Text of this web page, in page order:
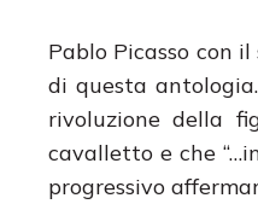
Pablo Picasso con il
di questa
rivoluzione della
cavalletto e che
progressivo